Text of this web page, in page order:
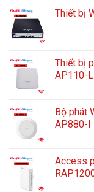
Thiết bị
Thiết bị
AP110-L
Bộ phát
AP880-I
Access